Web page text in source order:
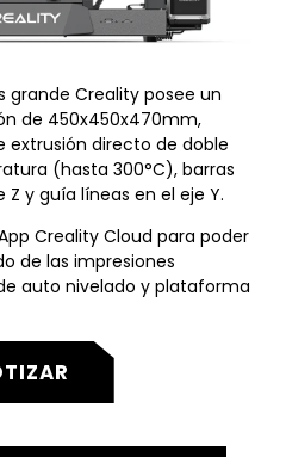
grande Creality posee un
de 450x450x470mm,
extrusión directo de doble
(hasta 300°C), barras
y guía líneas en el eje Y.
Creality Cloud para poder
de las impresiones
auto nivelado y plataforma